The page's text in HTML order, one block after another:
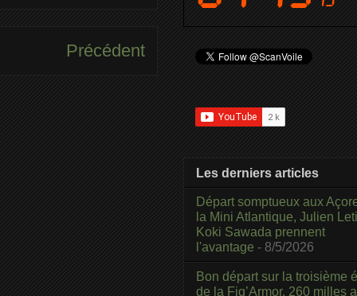
Précédent
Les derniers articles
Départ somptueux aux
la Mini Atlantique, Julien
Koki Sawada prennent
l'avantage - 8/5/2026
Bon départ sur la troisième
de la Fig’Armor, 260 milles